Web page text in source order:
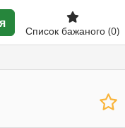
Список бажаного (0)